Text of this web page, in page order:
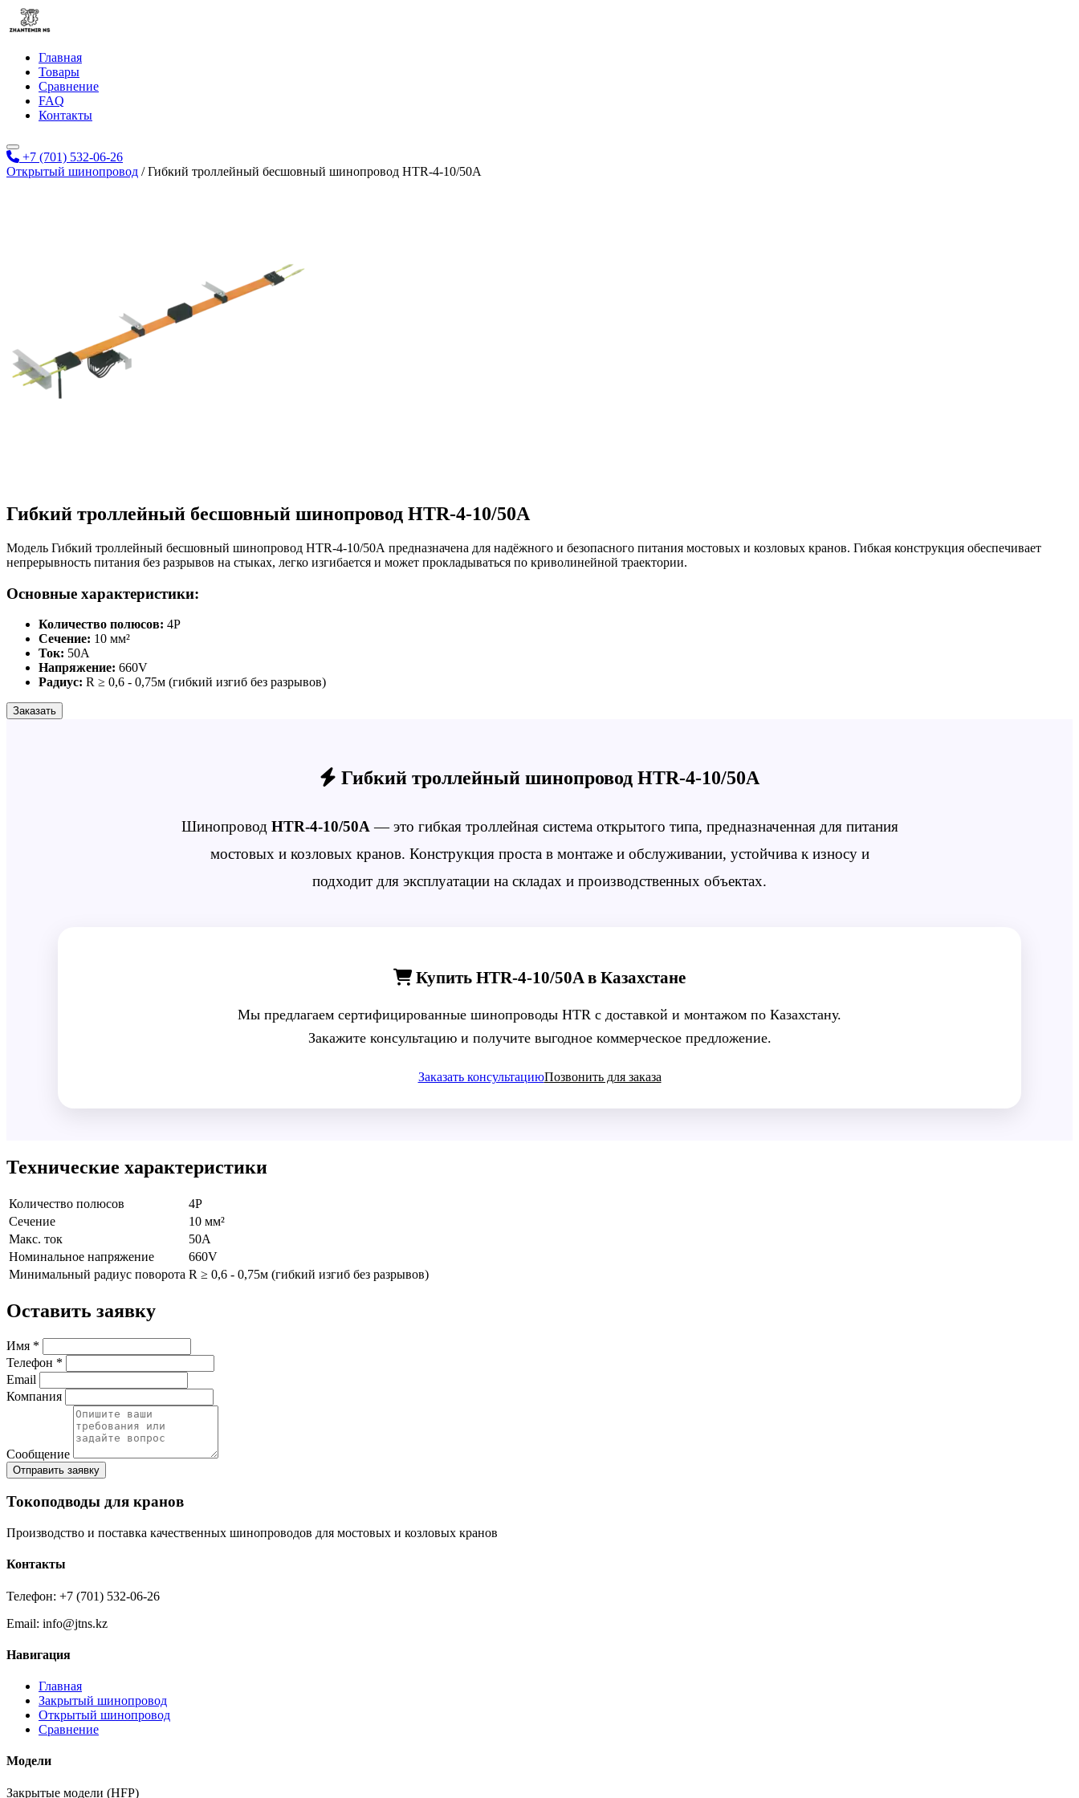
Главная
Товары
Сравнение
FAQ
Контакты
+7 (701) 532-06-26
Открытый шинопровод / Гибкий троллейный бесшовный шинопровод HTR-4-10/50А
Гибкий троллейный бесшовный шинопровод HTR-4-10/50А
Модель Гибкий троллейный бесшовный шинопровод HTR-4-10/50А предназначена для надёжного и безопасного питания мостовых и козловых кранов. Гибкая конструкция обеспечивает
непрерывность питания без разрывов на стыках, легко изгибается и может прокладываться по криволинейной траектории.
Основные характеристики:
Количество полюсов: 4P
Сечение: 10 мм²
Ток: 50А
Напряжение: 660V
Радиус: R ≥ 0,6 - 0,75м (гибкий изгиб без разрывов)
Заказать
Гибкий троллейный шинопровод HTR-4-10/50A
Шинопровод HTR-4-10/50A — это гибкая троллейная система открытого типа, предназначенная для питания
мостовых и козловых кранов. Конструкция проста в монтаже и обслуживании, устойчива к износу и
подходит для эксплуатации на складах и производственных объектах.
Купить HTR-4-10/50A в Казахстане
Мы предлагаем сертифицированные шинопроводы HTR с доставкой и монтажом по Казахстану.
Закажите консультацию и получите выгодное коммерческое предложение.
Заказать консультациюПозвонить для заказа
Технические характеристики
Количество полюсов
4P
Сечение
10 мм²
Макс. ток
50А
Номинальное напряжение
660V
Минимальный радиус поворота R ≥ 0,6 - 0,75м (гибкий изгиб без разрывов)
Оставить заявку
Имя *
Телефон *
Email
Компания
Сообщение
Отправить заявку
Токоподводы для кранов
Производство и поставка качественных шинопроводов для мостовых и козловых кранов
Контакты
Телефон: +7 (701) 532-06-26
Email: info@jtns.kz
Навигация
Главная
Закрытый шинопровод
Открытый шинопровод
Сравнение
Модели
Закрытые модели (HFP)